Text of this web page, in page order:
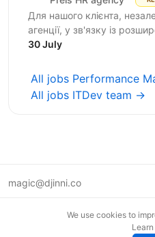
Для нашого клієнта,
агенції, у зв'язку із
Buyer (Dating, Ad
30 July
All jobs Performance
All jobs ITDev team →
magic@djinni.co
We use cookies to